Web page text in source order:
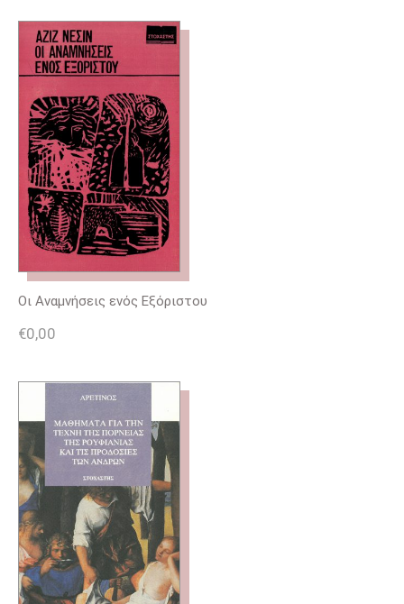
Οι Αναμνήσεις ενός Εξόριστου
€0,00